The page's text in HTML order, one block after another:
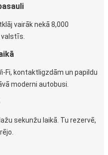
vairāk nekā 8,000
Fi, kontaktligzdām un papildu
moderni autobusi.
sekunžu laikā. Tu rezervē,